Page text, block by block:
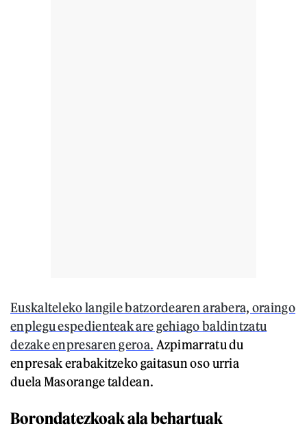
Euskalteleko langile batzordearen arabera, oraingo
enplegu espedienteak are gehiago baldintzatu
dezake enpresaren geroa. Azpimarratu du
enpresak erabakitzeko gaitasun oso urria
duela Masorange taldean.
Borondatezkoak ala behartuak